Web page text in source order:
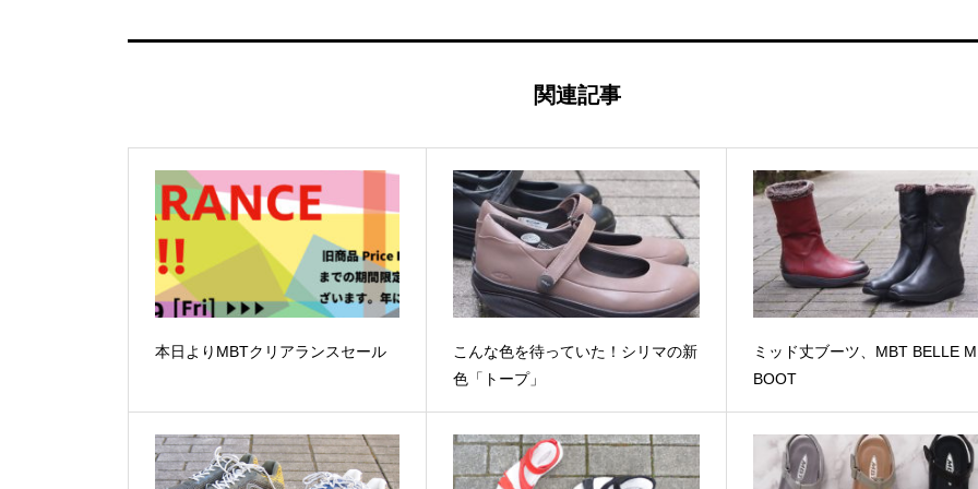
関連記事
本日よりMBTクリアランスセール
こんな色を待っていた！シリマの新
色「トープ」
ミッド丈ブーツ、MBT BELLE
BOOT